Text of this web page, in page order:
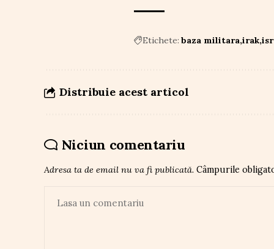
Etichete: baza militara irak
Distribuie acest articol
Niciun comentariu
Adresa ta de email nu va fi publicată. Câmpurile